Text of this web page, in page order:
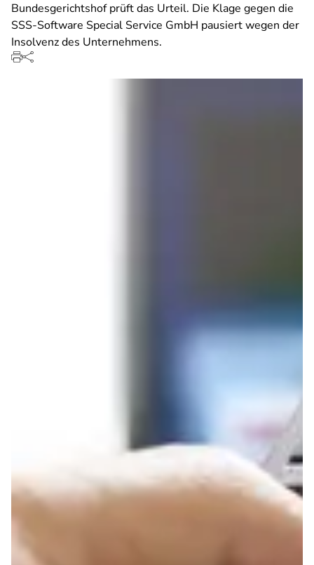
Bundesgerichtshof prüft das Urteil. Die Klage gegen die
SSS-Software Special Service GmbH pausiert wegen der
Insolvenz des Unternehmens.